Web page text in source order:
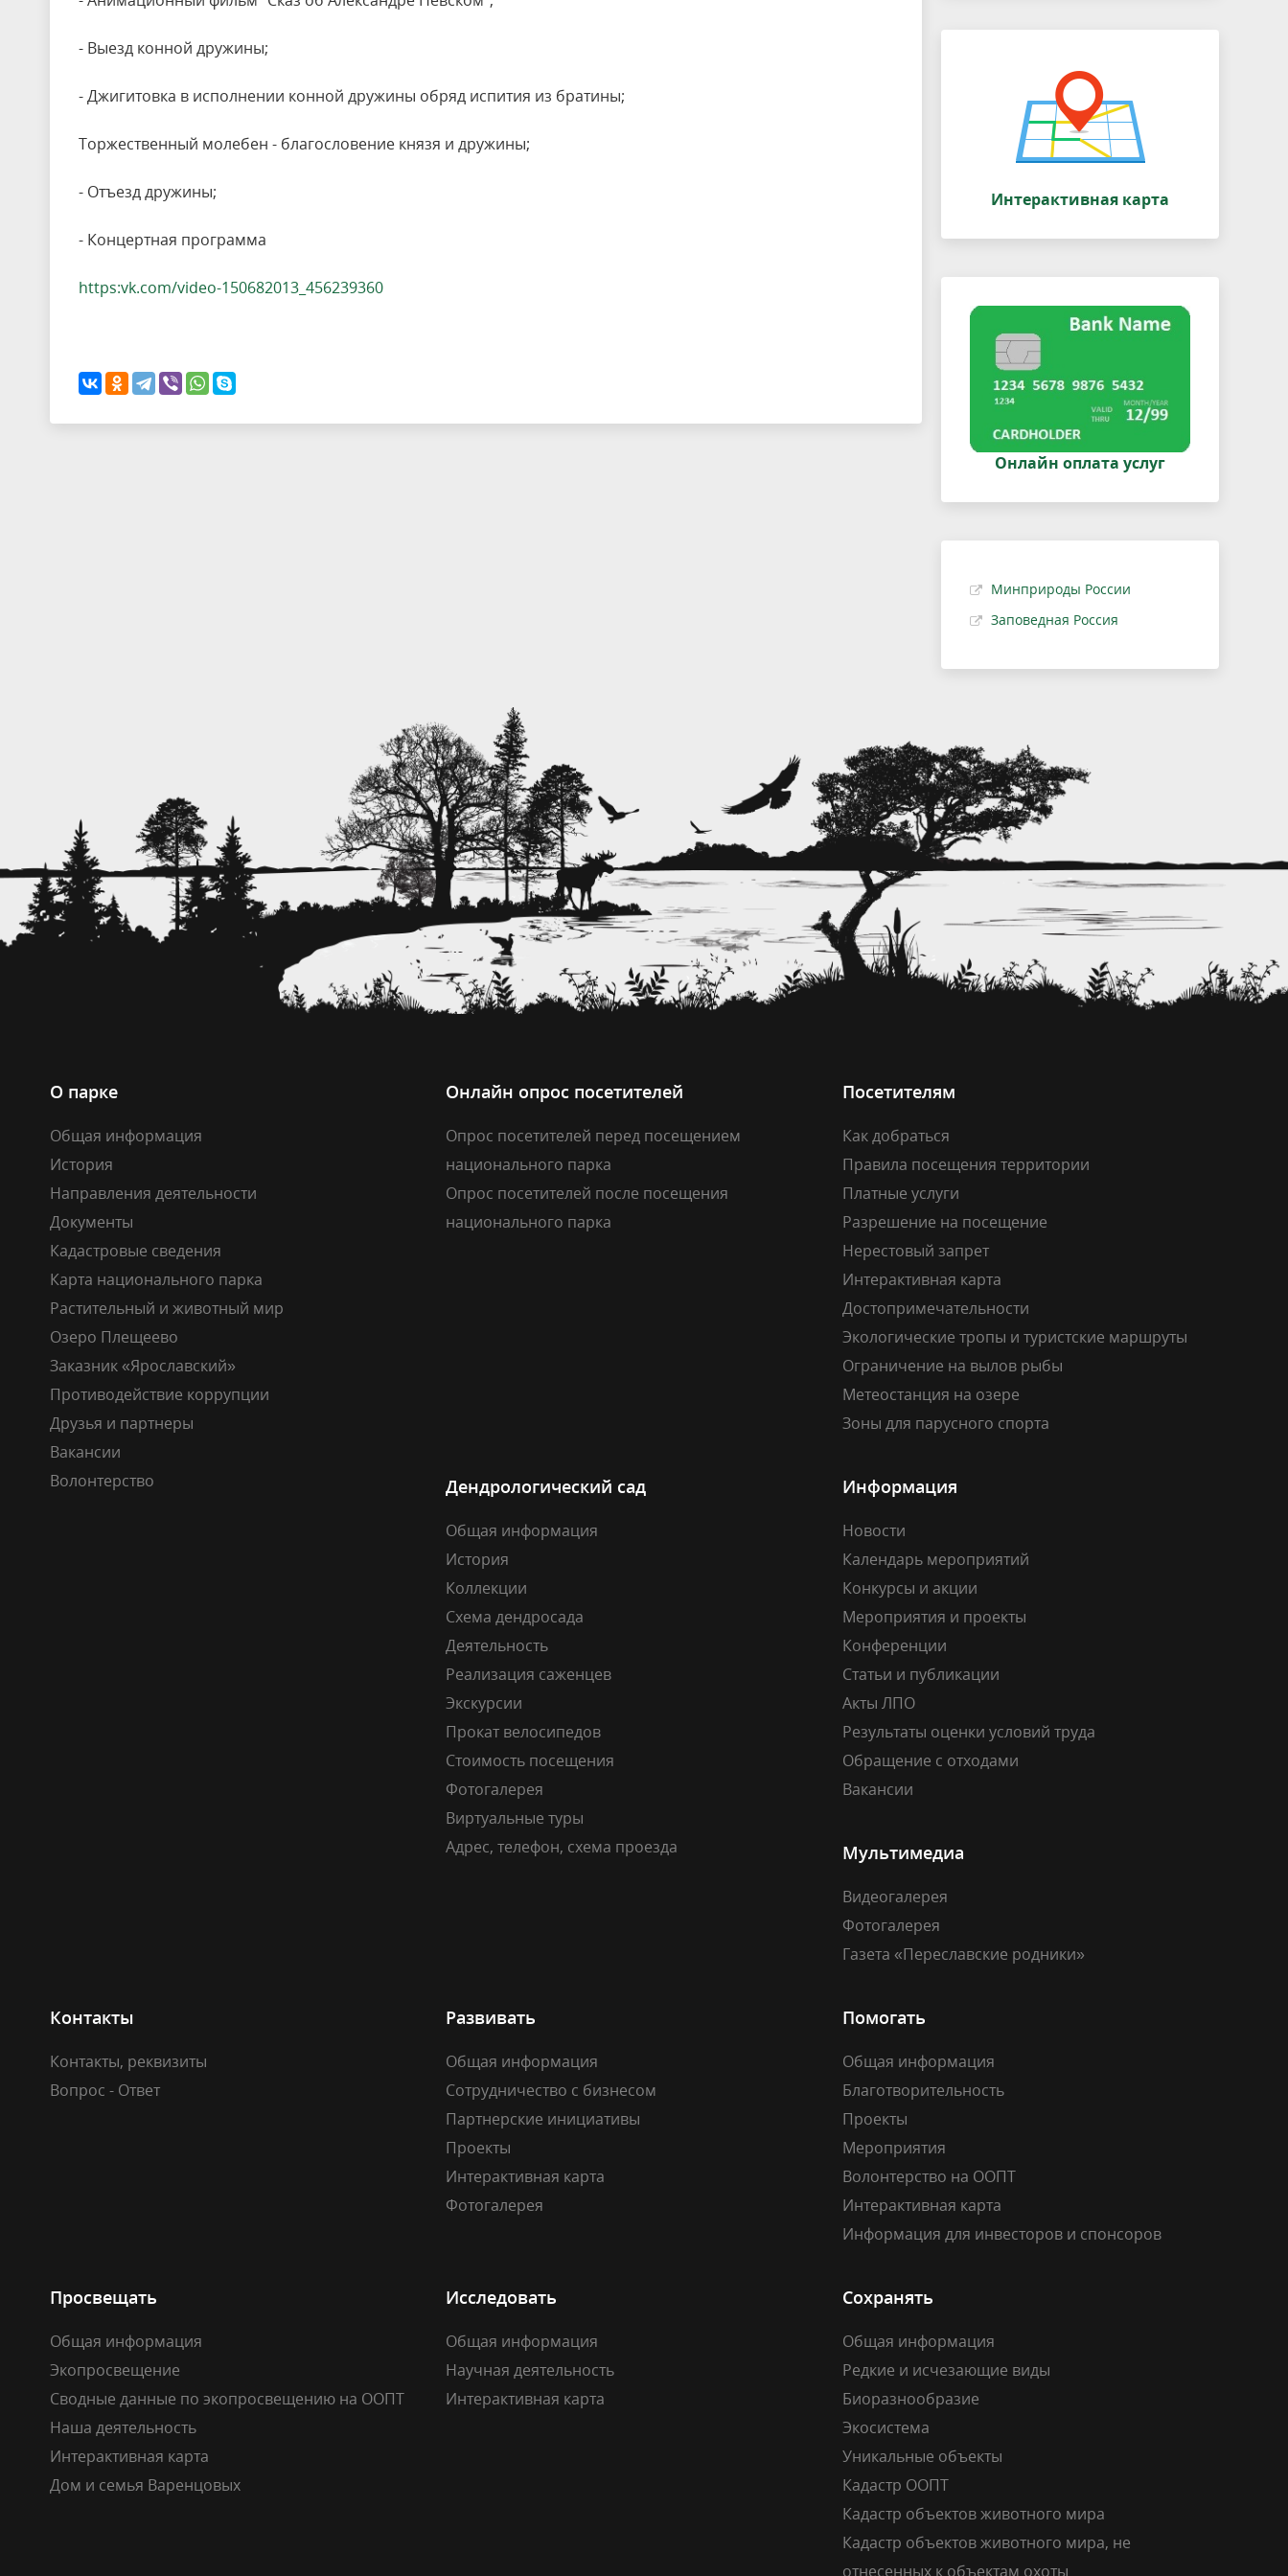
- Выезд конной дружины;
- Джигитовка в исполнении конной дружины обряд испития из братины;
Торжественный молебен - благословение князя и дружины;
- Отъезд дружины;
- Концертная программа
https:vk.com/video-150682013_456239360
Интерактивная карта
Онлайн оплата услуг
Минприроды России
Заповедная Россия
О парке
Общая информация
История
Направления деятельности
Документы
Кадастровые сведения
Карта национального парка
Растительный и животный мир
Озеро Плещеево
Заказник «Ярославский»
Противодействие коррупции
Друзья и партнеры
Вакансии
Волонтерство
Онлайн опрос посетителей
Опрос посетителей перед посещением
национального парка
Опрос посетителей после посещения
национального парка
Посетителям
Как добраться
Правила посещения территории
Платные услуги
Разрешение на посещение
Нерестовый запрет
Интерактивная карта
Достопримечательности
Экологические тропы и туристские маршруты
Ограничение на вылов рыбы
Метеостанция на озере
Зоны для парусного спорта
Дендрологический сад
Общая информация
История
Коллекции
Схема дендросада
Деятельность
Реализация саженцев
Экскурсии
Прокат велосипедов
Стоимость посещения
Фотогалерея
Виртуальные туры
Адрес, телефон, схема проезда
Информация
Новости
Календарь мероприятий
Конкурсы и акции
Мероприятия и проекты
Конференции
Статьи и публикации
Акты ЛПО
Результаты оценки условий труда
Обращение с отходами
Вакансии
Мультимедиа
Видеогалерея
Фотогалерея
Газета «Переславские родники»
Контакты
Контакты, реквизиты
Вопрос - Ответ
Развивать
Общая информация
Сотрудничество с бизнесом
Партнерские инициативы
Проекты
Интерактивная карта
Фотогалерея
Помогать
Общая информация
Благотворительность
Проекты
Мероприятия
Волонтерство на ООПТ
Интерактивная карта
Информация для инвесторов и спонсоров
Просвещать
Общая информация
Экопросвещение
Сводные данные по экопросвещению на ООПТ
Наша деятельность
Интерактивная карта
Дом и семья Варенцовых
Исследовать
Общая информация
Научная деятельность
Интерактивная карта
Сохранять
Общая информация
Редкие и исчезающие виды
Биоразнообразие
Экосистема
Уникальные объекты
Кадастр ООПТ
Кадастр объектов животного мира
Кадастр объектов животного мира, не
отнесенных к объектам охоты